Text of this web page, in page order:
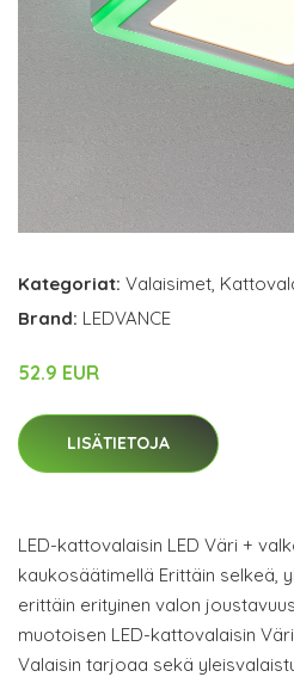
Kategoriat: Valaisimet,
Brand: LEDVANCE
52.9 EUR
LISÄTIETOJA
LED-kattovalaisin LED Väri +
kaukosäätimellä Erittäin selkeä,
erittäin erityinen valon
muotoisen LED-kattovalaisin Väri
Valaisin tarjoaa sekä